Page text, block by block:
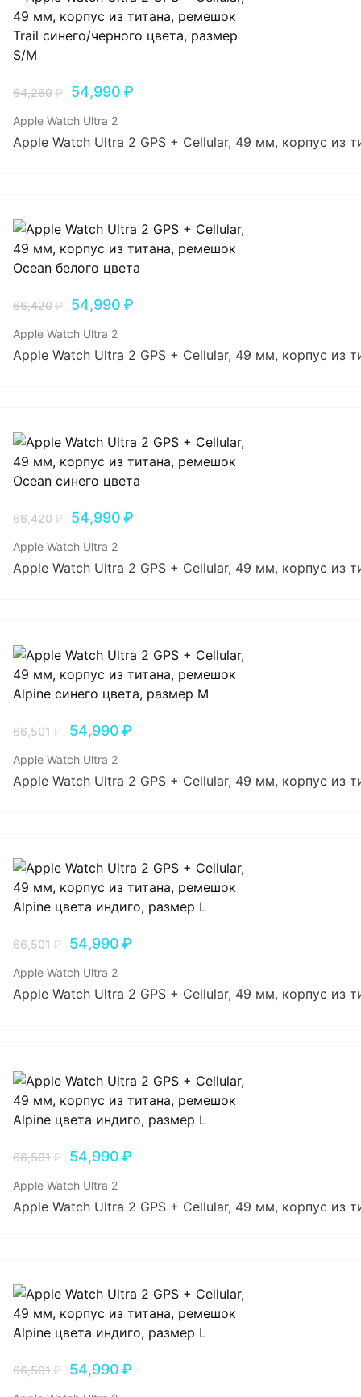
64,260₽ 54,990₽
Apple Watch Ultra 2
Apple Watch Ultra 2 GPS + Cellular, 49 мм, корпус из
66,420₽ 54,990₽
Apple Watch Ultra 2
Apple Watch Ultra 2 GPS + Cellular, 49 мм, корпус из
66,420₽ 54,990₽
Apple Watch Ultra 2
Apple Watch Ultra 2 GPS + Cellular, 49 мм, корпус из
66,501₽ 54,990₽
Apple Watch Ultra 2
Apple Watch Ultra 2 GPS + Cellular, 49 мм, корпус из
66,501₽ 54,990₽
Apple Watch Ultra 2
Apple Watch Ultra 2 GPS + Cellular, 49 мм, корпус из
66,501₽ 54,990₽
Apple Watch Ultra 2
Apple Watch Ultra 2 GPS + Cellular, 49 мм, корпус из
66,501₽ 54,990₽